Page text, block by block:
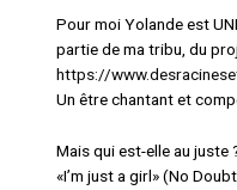
Pour moi Yolande est
partie de ma tribu, du
https://
Un être chantant et
Mais qui est-elle au juste
«I’m just a girl» (No